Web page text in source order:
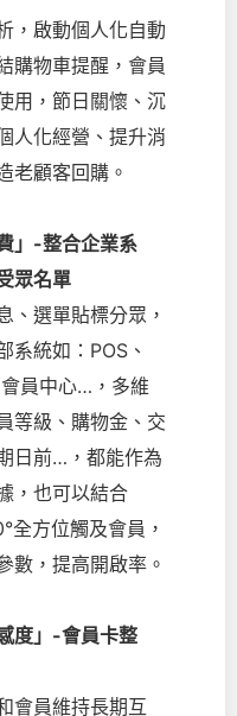
，啟動個人化自動
購物車提醒，會員
用，節日關懷、沉
人化經營、提升消
老顧客回購。
」-整合企業系
眾名單
、選單貼標分眾，
系統如：POS、
會員中心…，多維
等級、購物金、交
日前…，都能作為
，也可以結合
全方位觸及會員，
數，提高開啟率。
度」-會員卡整
會員維持長期互